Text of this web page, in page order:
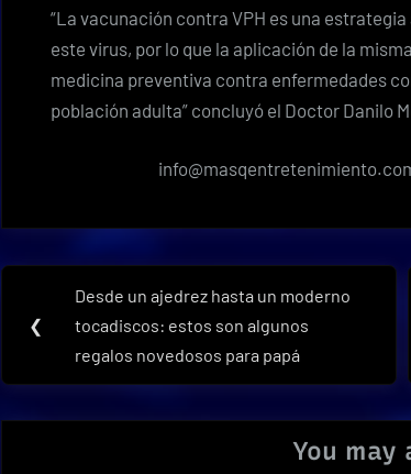
“La vacunación contra VPH es una
este virus, por lo que la aplicación de la
medicina preventiva contra enfermedades
población adulta” concluyó el Doctor Danilo
Navegación
de
entradas
❮
Previous
Post:
Desde un ajedrez hasta un moderno
tocadiscos: estos son algunos
regalos novedosos para papá
You may